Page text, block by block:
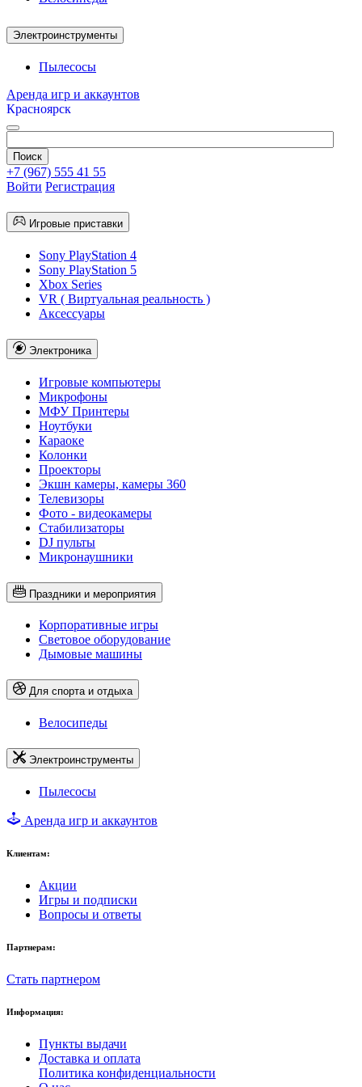
Электроинструменты
Пылесосы
Аренда игр и аккаунтов
Красноярск
+7 (967) 555 41 55
Войти Регистрация
Игровые приставки
Sony PlayStation 4
Sony PlayStation 5
Xbox Series
VR ( Виртуальная реальность )
Аксессуары
Электроника
Игровые компьютеры
Микрофоны
МФУ Принтеры
Ноутбуки
Караоке
Колонки
Проекторы
Экшн камеры, камеры 360
Телевизоры
Фото - видеокамеры
Стабилизаторы
DJ пульты
Микронаушники
Праздники и мероприятия
Корпоративные игры
Световое оборудование
Дымовые машины
Для спорта и отдыха
Велосипеды
Электроинструменты
Пылесосы
Аренда игр и аккаунтов
Клиентам:
Акции
Игры и подписки
Вопросы и ответы
Партнерам:
Стать партнером
Информация:
Пункты выдачи
Доставка и оплата
Политика конфиденциальности